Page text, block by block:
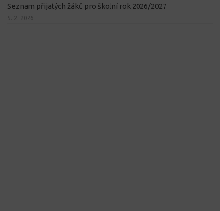
Seznam přijatých žáků pro školní rok 2026/2027
5. 2. 2026